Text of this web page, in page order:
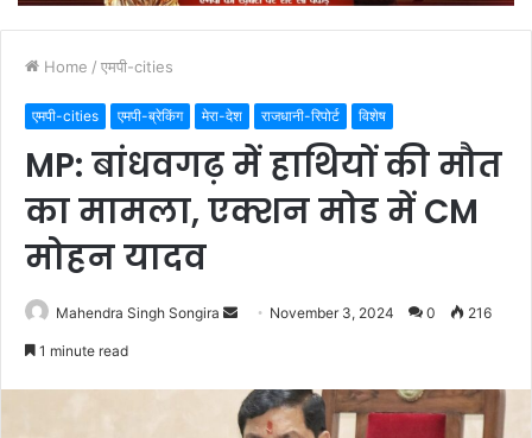
Home / एमपी-cities
एमपी-cities एमपी-ब्रेकिंग मेरा-देश राजधानी-रिपोर्ट विशेष
MP: बांधवगढ़ में हाथियों की मौत
का मामला, एक्शन मोड में CM
मोहन यादव
Mahendra Singh Songira
Send November 3, 2024 0 216
1 minute read